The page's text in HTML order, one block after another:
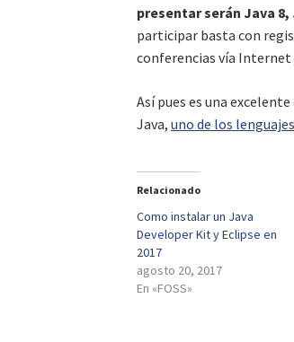
presentar serán Java 8,
participar basta con
conferencias vía
Así pues es una
Java, uno de los lenguajes
Relacionado
Como instalar un Java
Developer Kit y Eclipse en
2017
agosto 20, 2017
En «FOSS»